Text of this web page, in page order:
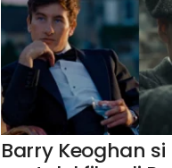
Barry Keoghan